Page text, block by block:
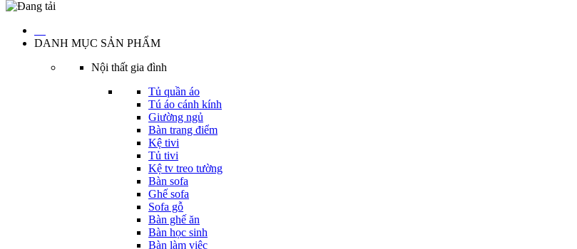
DANH MỤC SẢN PHẨM
Nội thất gia đình
Tủ quần áo
Tú áo cánh kính
Giường ngủ
Bàn trang điểm
Kệ tivi
Tủ tivi
Kệ tv treo tường
Bàn sofa
Ghế sofa
Sofa gỗ
Bàn ghế ăn
Bàn học sinh
Bàn làm việc